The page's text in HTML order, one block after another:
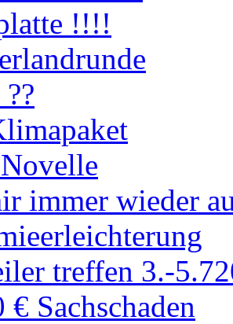
!!!!
immer wieder
treffen 3.-
€ Sachschaden